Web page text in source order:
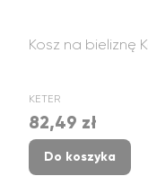
Kosz na bieliznę
PRODUCENT
KETER
Cena
82,49 zł
Do koszyka